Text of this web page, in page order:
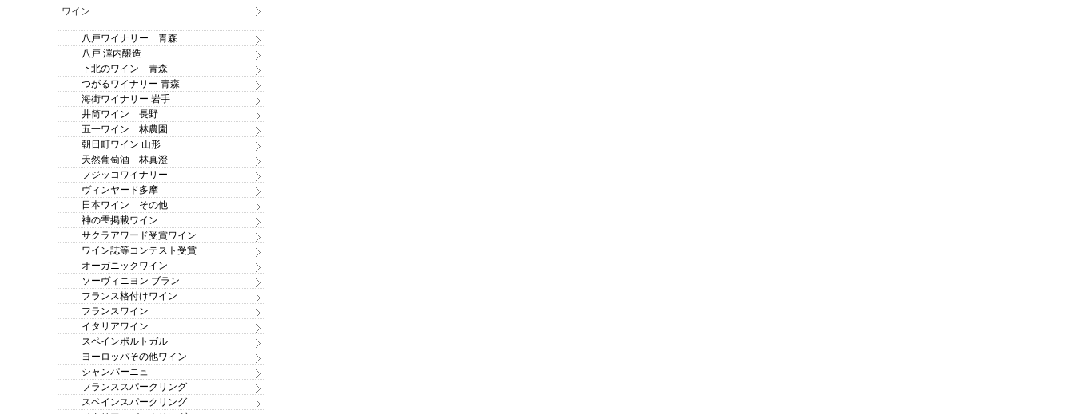
ワイン
八戸ワイナリー 青森
八戸 澤内醸造
下北のワイン 青森
つがるワイナリー 青森
海街ワイナリー 岩手
井筒ワイン 長野
五一ワイン 林農園
朝日町ワイン 山形
天然葡萄酒 林真澄
フジッコワイナリー
ヴィンヤード多摩
日本ワイン その他
神の雫掲載ワイン
サクラアワード受賞ワイン
ワイン誌等コンテスト受賞
オーガニックワイン
ソーヴィニヨン ブラン
フランス格付けワイン
フランスワイン
イタリアワイン
スペインポルトガル
ヨーロッパその他ワイン
シャンパーニュ
フランススパークリング
スペインスパークリング